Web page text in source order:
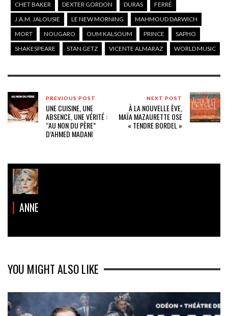
CHET BAKER
DEXTER GORDON DURAS
FERRÉ
J.A.M. JALOUSIE
LE NEW MORNING
MAHMOUD DARWICH
MORT
NOUGARO OUM KALSOUM PRINCE
SAPHO
SHAKESPEARE
STAN GETZ VICENTE ALMARAZ WORLD MUSIC
PREVIOUS POST
UNE CUISINE, UNE
ABSENCE, UNE VÉRITÉ :
“AU NON DU PÈRE”
D’AHMED MADANI
NEXT POST
À LA NOUVELLE ÈVE,
MAÏA MAZAURETTE OSE
« TENDRE BORDEL »
ANNE
YOU MIGHT ALSO LIKE